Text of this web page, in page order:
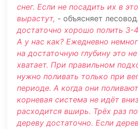
снег. Если не посадить их в
вырастут, - объясняет лесовод.
достаточно хорошо полить 3-
А у нас как? Ежедневно
на достаточную глубину это
хватает. При правильном
нужно поливать только при
периоде. А когда они
корневая система не идёт
расходится вширь. Трёх раз
дереву достаточно. Если